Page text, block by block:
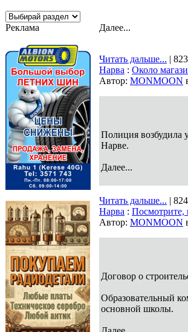
Реклама Далее...
Читать дальше... |
Нарва : Около
Автор: MONMOON
Полиция возбудила
Нарве.
Далее...
Читать дальше... |
Нарва : Посмотрите,
Автор: MONMOON
Договор о
Образовательный
основной школы.